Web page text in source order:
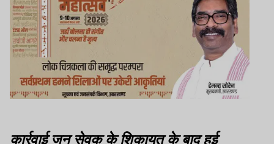
कार्रवाई जन सेवक के शिकायत के बाद हुई